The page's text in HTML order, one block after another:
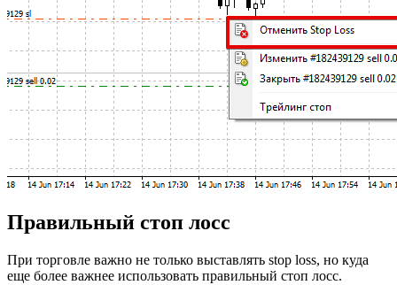
Правильный стоп лосс
При торговле важно не только выставлять stop loss, но куда
еще более важнее использовать правильный стоп лосс.